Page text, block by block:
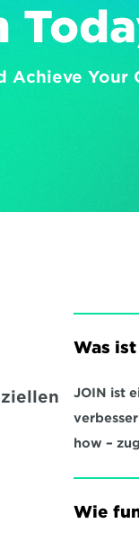
Achieve Your
Was
JOIN ist
how –
Wie